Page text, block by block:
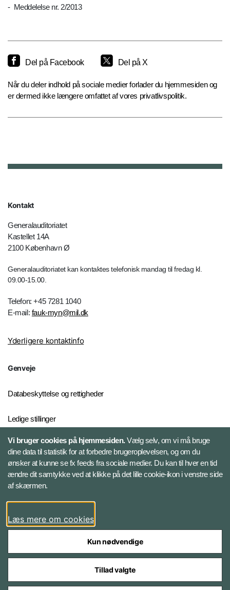
- Meddelelse nr. 2/2013
Del på Facebook Del på X
Når du deler indhold på sociale medier forlader du hjemmesiden og
er dermed ikke længere omfattet af vores privatlivspolitik.
Kontakt
Generalauditoriatet
Kastellet 14A
2100 København Ø
Generalauditoriatet kan kontaktes telefonisk mandag til fredag kl.
09.00-15.00.
Telefon: +45 7281 1040
E-mail: fauk-myn@mil.dk
Yderligere kontaktinfo
Genveje
Databeskyttelse og rettigheder
Ledige stillinger
Whistleblowerordningen
Følg Forsvarsministeriets Auditørkorps
LinkedIn
Styrelser og myndigheder under Forsvarsministeriet
Vi bruger cookies på hjemmesiden.Vælg selv, om vi må bruge
dine data til statistik for at forbedre brugeroplevelsen, og om du
ønsker at kunne se fx feeds fra sociale medier. Du kan til hver en tid
ændre dit samtykke ved at klikke på det lille cookie-ikon i venstre side
af skærmen.
Læs mere om cookies
Kun nødvendige
Tillad valgte